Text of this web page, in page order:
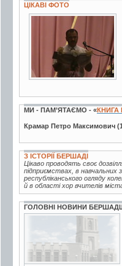
ЦІКАВІ ФОТО
МИ - ПАМ’ЯТАЄМО - «КНИГА
Крамар Петро Максимович
З ІСТОРІЇ БЕРШАДІ
Цікаво проводять своє
підприємствах, в
республіканського огляду
й в області хор вчителів
ГОЛОВНІ НОВИНИ